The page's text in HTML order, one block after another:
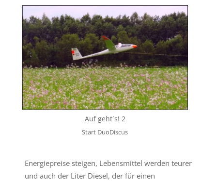
Auf geht´s! 2
Start DuoDiscus
Energiepreise steigen, Lebensmittel werden teurer
und auch der Liter Diesel, der für einen